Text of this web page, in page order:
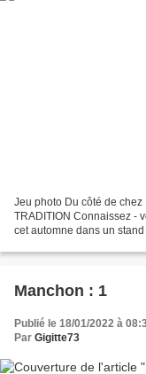
Jeu photo Du côté de
TRADITION Connaissez -
cet automne dans un
Manchon : 1
Publié le 18/01/2022 à
Par Gigitte73